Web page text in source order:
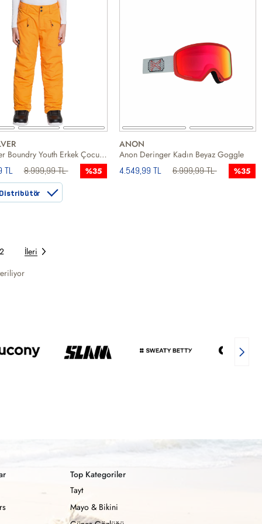
Quiksilver Boundry Youth Erkek Çocuk Turuncu Snowboard Pantolonu
TL 8.999,99 TL %35
ANON
Anon Deringer Kadın Beyaz Goggle
4.549,99 TL 6.999,99 TL %35
İleri
Top Kategoriler
Tayt
Mayo & Bikini